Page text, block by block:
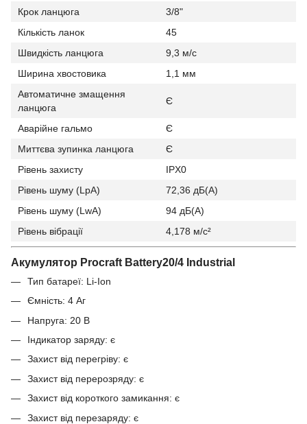
Крок ланцюга
3/8"
Кількість ланок
45
Швидкість ланцюга
9,3 м/с
Ширина хвостовика
1,1 мм
Автоматичне змащення
ланцюга
Є
Аварійне гальмо
Є
Миттєва зупинка ланцюга
Є
Рівень захисту
IPX0
Рівень шуму (LpA)
72,36 дБ(А)
Рівень шуму (LwA)
94 дБ(А)
Рівень вібрації
4,178 м/с²
Акумулятор Procraft Battery20/4 Industrial
Тип батареї: Li-Ion
Ємність: 4 Аг
Напруга: 20 В
Індикатор заряду: є
Захист від перегріву: є
Захист від перерозряду: є
Захист від короткого замикання: є
Захист від перезаряду: є